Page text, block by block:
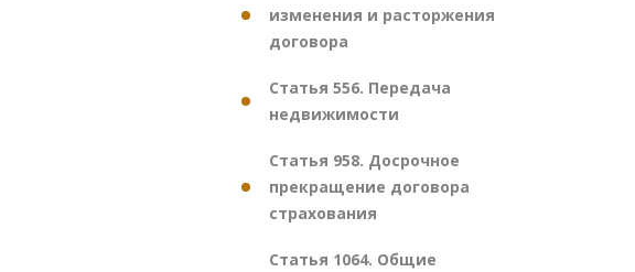
изменения и расторжения
договора
Статья 556. Передача
недвижимости
Статья 958. Досрочное
прекращение договора
страхования
Статья 1064. Общие